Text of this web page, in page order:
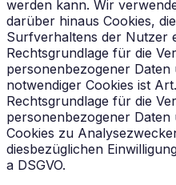
werden kann. Wir
darüber hinaus Cookies,
Surfverhaltens der Nutzer
Rechtsgrundlage für die
personenbezogener
notwendiger Cookies ist
Rechtsgrundlage für die
personenbezogener
Cookies zu
diesbezüglichen
a DSGVO.